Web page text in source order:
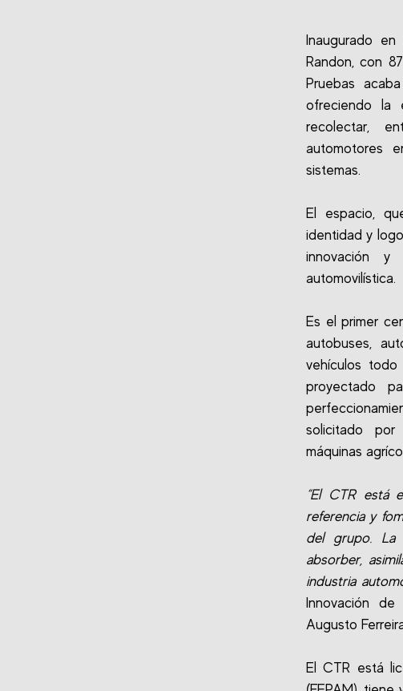
Inaugurado
Randon, con
Pruebas
ofreciendo la
recolectar,
automotores
sistemas.
El espacio,
identidad y
innovación y
automovilística.
Es el primer
autobuses,
vehículos
proyectado
solicitado por
máquinas
“El CTR está
referencia y
del grupo. La
absorber,
industria
Innovación
Augusto
El CTR está